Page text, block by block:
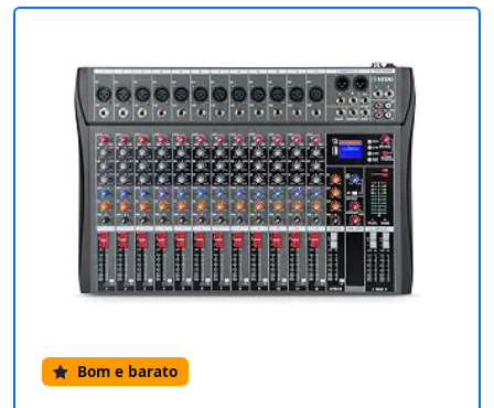
Bom e barato